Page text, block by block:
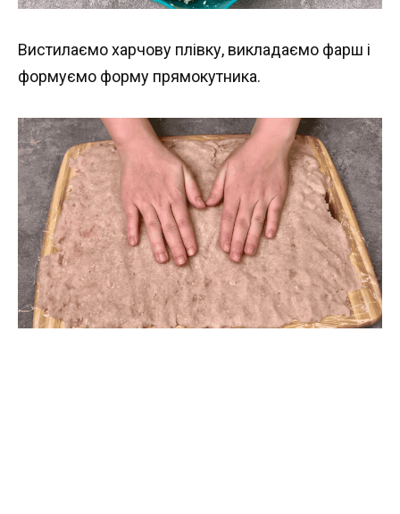
Вистилаємо харчову плівку, викладаємо фарш і
формуємо форму прямокутника.